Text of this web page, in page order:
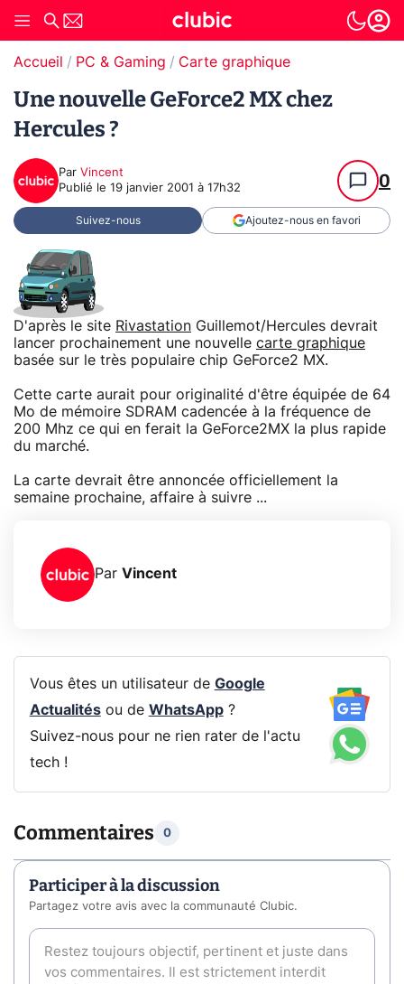
Accueil PC & Gaming Carte graphique
Une nouvelle GeForce2 MX chez
Hercules ?
Par Vincent
Publié le 19 janvier 2001 à 17h32 0
Suivez-nous Ajoutez-nous en favori
D'après le site Rivastation Guillemot/Hercules devrait
lancer prochainement une nouvelle carte graphique
basée sur le très populaire chip GeForce2 MX.
Cette carte aurait pour originalité d'être équipée de 64
Mo de mémoire SDRAM cadencée à la fréquence de
200 Mhz ce qui en ferait la GeForce2MX la plus rapide
du marché.
La carte devrait être annoncée officiellement la
semaine prochaine, affaire à suivre ...
Par Vincent
Vous êtes un utilisateur de Google
Actualitésou de WhatsApp?
Suivez-nous pour ne rien rater de l'actu
tech !
Commentaires 0
Participer à la discussion
Partagez votre avis avec la communauté Clubic.